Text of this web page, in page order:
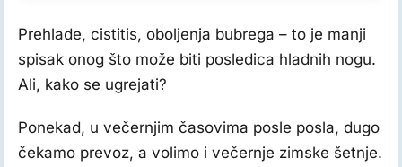
Prehlade, cistitis, oboljenja bubrega – to je manji
spisak onog što može biti posledica hladnih nogu.
Ali, kako se ugrejati?
Ponekad, u večernjim časovima posle posla, dugo
čekamo prevoz, a volimo i večernje zimske šetnje.